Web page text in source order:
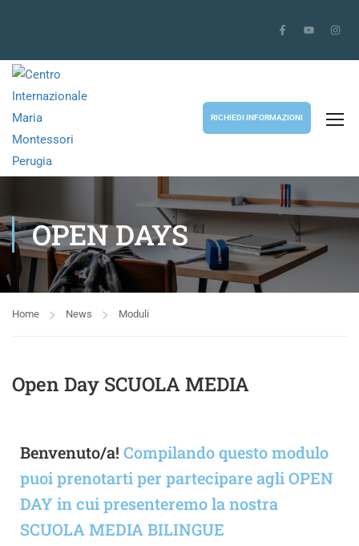
RICHIEDI INFORMAZIONI
OPEN DAYS
Home News Moduli
Open Day SCUOLA MEDIA
Benvenuto/a! Compilando questo modulo
puoi prenotarti per partecipare agli OPEN
DAY in cui presenteremo la nostra
SCUOLA MEDIA BILINGUE